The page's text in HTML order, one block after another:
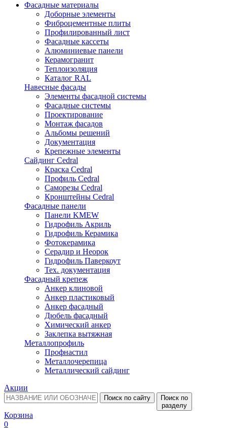
Фасадные материалы
Доборные элементы
Фиброцементные плиты
Профилированный лист
Фасадные кассеты
Алюминиевые панели
Керамогранит
Теплоизоляция
Каталог RAL
Навесные фасады
Элементы фасадной системы
Фасадные системы
Проектирование
Монтаж фасадов
Альбомы решений
Документация
Крепежные элементы
Сайдинг Cedral
Краска Cedral
Профиль Cedral
Саморезы Cedral
Кронштейны Cedral
Фасадные панели
Панели KMEW
Гидрофиль Акриль
Гидрофиль Керамика
Фотокерамика
Серадир и Неорок
Гидрофиль Паверкоут
Тех. документация
Фасадный крепеж
Анкер клиновой
Анкер пластиковый
Анкер фасадный
Дюбель фасадный
Химический анкер
Заклепка вытяжная
Металлопрофиль
Профнастил
Металлочерепица
Металлический сайдинг
Акции
Поиск по сайту
Поиск по
разделу
Корзина
0